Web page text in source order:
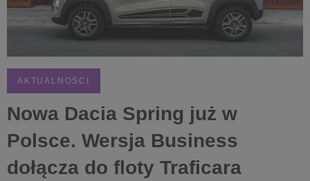
AKTUALNOŚCI
Nowa Dacia Spring już w
Polsce. Wersja Business
dołącza do floty Traficara